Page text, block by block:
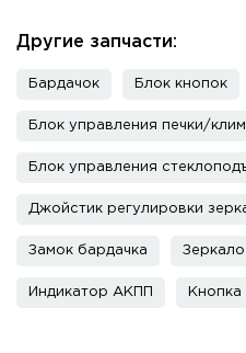
Другие запчасти:
Бардачок Блок кнопок
Блок управления печки/
Блок управления
Джойстик регулировки
Замок бардачка
Индикатор АКПП Кнопка